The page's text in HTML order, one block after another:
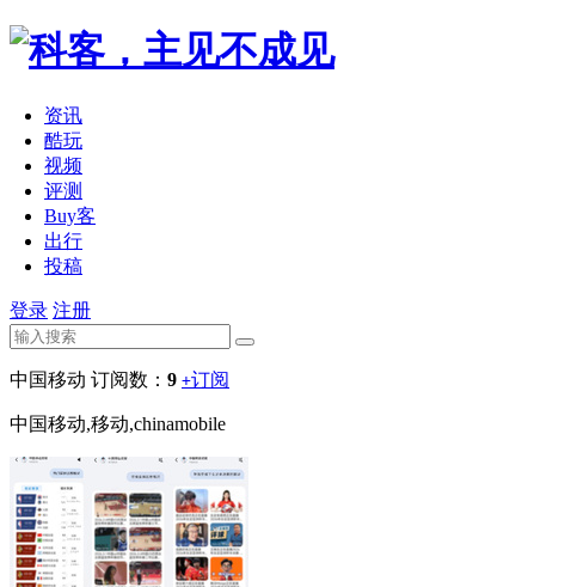
资讯
酷玩
视频
评测
Buy客
出行
投稿
登录 注册
中国移动 订阅数： 9 +订阅
中国移动,移动,chinamobile